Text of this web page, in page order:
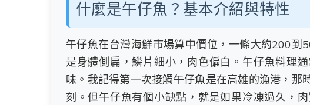
什麼是午仔魚？基本介紹與特性
午仔魚在台灣海鮮市場算中價位，一條大約200
是身體側扁，鱗片細小，肉色偏白。午仔魚料理
味。我記得第一次接觸午仔魚是在高雄的漁港，那
刻。但午仔魚有個小缺點，就是如果冷凍過久，